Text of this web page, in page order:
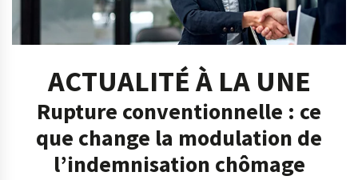
ACTUALITÉ À LA UNE
Rupture conventionnelle : ce
que change la modulation de
l’indemnisation chômage